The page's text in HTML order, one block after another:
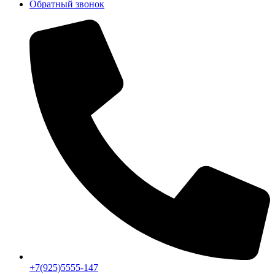
Обратный звонок
+7(925)5555-147